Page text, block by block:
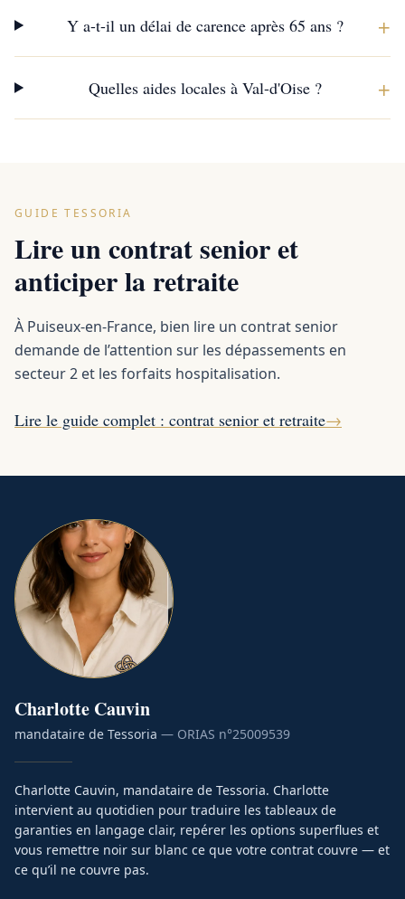
Y a-t-il un délai de carence après 65 ans ? +
Quelles aides locales à Val-d'Oise ? +
GUIDE TESSORIA
Lire un contrat senior et
anticiper la retraite
À Puiseux-en-France, bien lire un contrat senior
demande de l’attention sur les dépassements en
secteur 2 et les forfaits hospitalisation.
Lire le guide complet : contrat senior et retraite→
Charlotte Cauvin
mandataire de Tessoria — ORIAS n°25009539
Charlotte Cauvin, mandataire de Tessoria. Charlotte
intervient au quotidien pour traduire les tableaux de
garanties en langage clair, repérer les options superflues et
vous remettre noir sur blanc ce que votre contrat couvre — et
ce qu’il ne couvre pas.